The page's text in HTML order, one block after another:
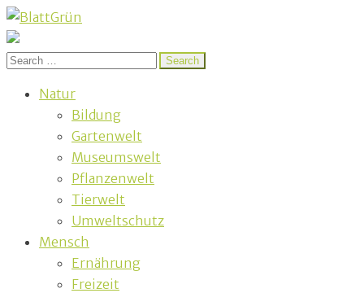
BlattGrün
Nachhaltig und naturnah leben in Franken
Search
Natur
Bildung
Gartenwelt
Museumswelt
Pflanzenwelt
Tierwelt
Umweltschutz
Mensch
Ernährung
Freizeit